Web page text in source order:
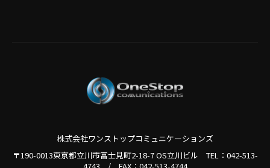
株式会社ワンストップコミュニケーションズ
〒190-0013東京都立川市富士見町2-18-7 OS立川ビル TEL： 042-513-